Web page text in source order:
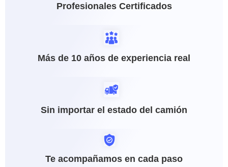
Profesionales Certificados
Más de 10 años de experiencia real
Sin importar el estado del camión
Te acompañamos en cada paso